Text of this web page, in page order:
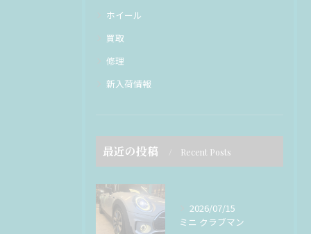
ホイール
買取
修理
新入荷情報
最近の投稿 Recent Posts
2026/07/15
ミニ クラブマン